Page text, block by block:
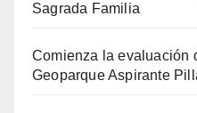
Sagrada Familia
Comienza la evaluación
Geoparque Aspirante